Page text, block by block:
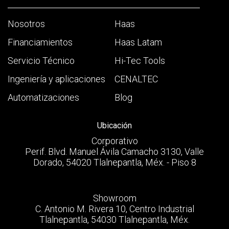
Nosotros
Financiamientos
Servicio Técnico
Ingeniería y aplicaciones
Automatizaciones
Haas
Haas Latam
Hi-Tec Tools
CENALTEC
Blog
Ubicación
Corporativo
Perif. Blvd. Manuel Ávila Camacho 3130, Valle
Dorado, 54020 Tlalnepantla, Méx. - Piso 8
Showroom
C. Antonio M. Rivera 10, Centro Industrial
Tlalnepantla, 54030 Tlalnepantla, Méx.